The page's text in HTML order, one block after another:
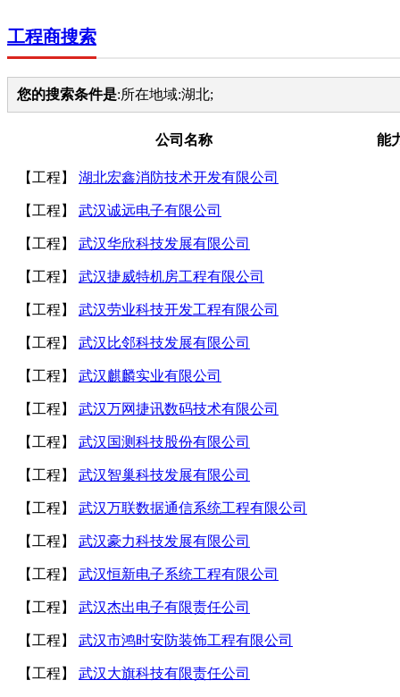
工程商搜索
您的搜索条件是:所在地域:湖北;
公司名称 能
【工程】 湖北宏鑫消防技术开发有限公司
【工程】 武汉诚远电子有限公司
【工程】 武汉华欣科技发展有限公司
【工程】 武汉捷威特机房工程有限公司
【工程】 武汉劳业科技开发工程有限公司
【工程】 武汉比邻科技发展有限公司
【工程】 武汉麒麟实业有限公司
【工程】 武汉万网捷讯数码技术有限公司
【工程】 武汉国测科技股份有限公司
【工程】 武汉智巢科技发展有限公司
【工程】 武汉万联数据通信系统工程有限公司
【工程】 武汉豪力科技发展有限公司
【工程】 武汉恒新电子系统工程有限公司
【工程】 武汉杰出电子有限责任公司
【工程】 武汉市鸿时安防装饰工程有限公司
【工程】 武汉大旗科技有限责任公司